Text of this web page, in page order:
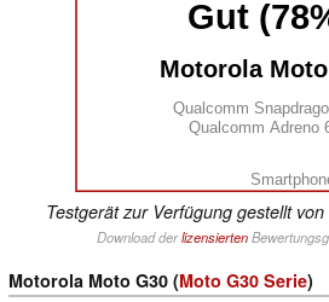
Gut
Motorola
Qualcomm
Qualcomm Adreno
Testgerät zur Verfügung gestellt von
Download derlizensierten
Motorola Moto G30 (Moto G30 Serie)